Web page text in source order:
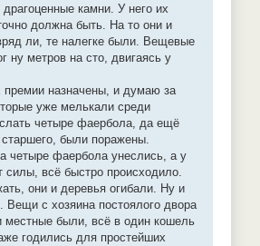
камни. У него их
должна быть. На то они и
ли, те налегке были. Вещевые
ну метров на сто, двигаясь у
премии назначены, и думаю за
уже мелькали среди
четыре фаербола, да ещё
были поражены.
четыре фаербола унеслись, а у
всё быстро происходило.
они и деревья огибали. Ну и
с хозяина постоялого двора
местные были, всё в один кошель
годились для простейших